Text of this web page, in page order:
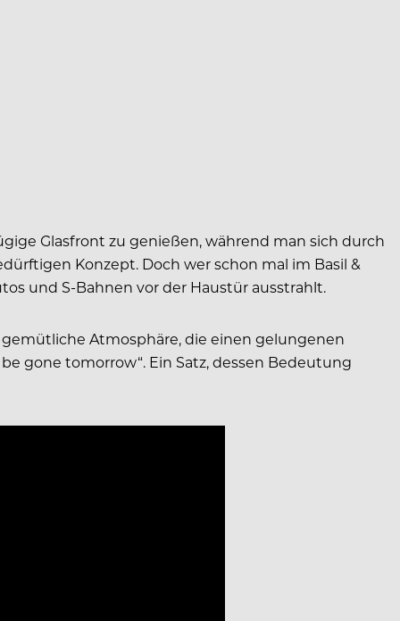
Glasfront zu genießen, während man sich durch
Konzept. Doch wer schon mal im Basil &
und S-Bahnen vor der Haustür ausstrahlt.
Atmosphäre, die einen gelungenen
gone tomorrow“. Ein Satz, dessen Bedeutung